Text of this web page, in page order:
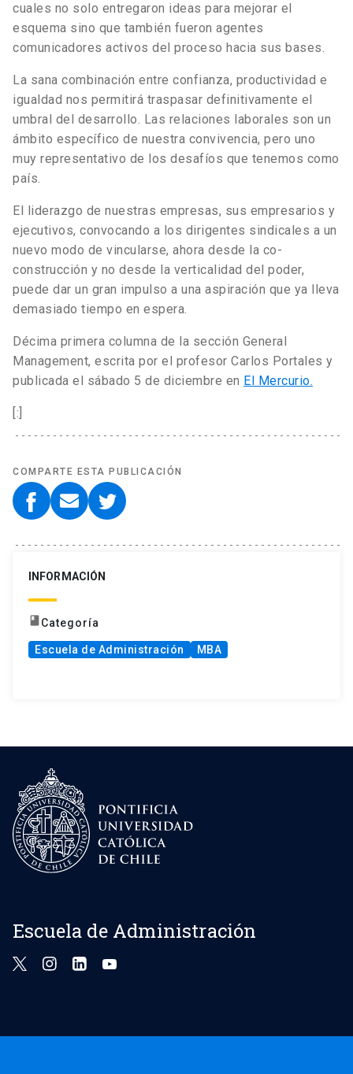
cuales no solo entregaron ideas para mejorar el
esquema sino que también fueron agentes
comunicadores activos del proceso hacia sus bases.
La sana combinación entre confianza, productividad e
igualdad nos permitirá traspasar definitivamente el
umbral del desarrollo. Las relaciones laborales son un
ámbito específico de nuestra convivencia, pero uno
muy representativo de los desafíos que tenemos como
país.
El liderazgo de nuestras empresas, sus empresarios y
ejecutivos, convocando a los dirigentes sindicales a un
nuevo modo de vincularse, ahora desde la co-
construcción y no desde la verticalidad del poder,
puede dar un gran impulso a una aspiración que ya lleva
demasiado tiempo en espera.
Décima primera columna de la sección General
Management, escrita por el profesor Carlos Portales y
publicada el sábado 5 de diciembre en El Mercurio.
[:]
COMPARTE ESTA PUBLICACIÓN
INFORMACIÓN
book Categoría
Escuela de Administración MBA
Escuela de Administración